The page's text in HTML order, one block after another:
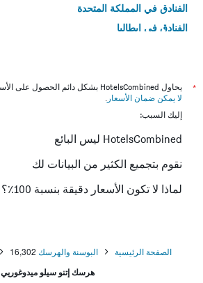
الفنادق في المملكة المتحدة
الفنادق في إيطاليا
*
يحاول HotelsCombined بشكل دائم الحصول على الأسعار الدقيقة، ولكن
لا يمكن ضمان الأسعار .
إليك السبب:
HotelsCombined ليس البائع
نقوم بتجميع الكثير من البيانات لك
لماذا لا تكون الأسعار دقيقة بنسبة 100٪؟
الصفحة الرئيسية البوسنة والهرسك 16,302
هرسك إتنو سيلو ميدوغوريي